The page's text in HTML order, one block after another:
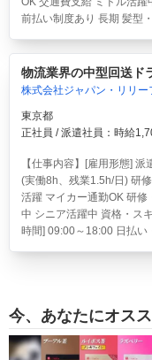
前払い制度あり 長期 髪型
物流業界の中型回送ド
株式会社ジャパン・リリー
東京都
正社員 / 派遣社員：時給
【仕事内容】[雇用形態]
(実働8h、残業1.5h/日) 研
活躍 マイカー通勤OK 研
中 シニア活躍中 資格・ス
時間] 09:00～18:00 日払い
今、あなたにオス